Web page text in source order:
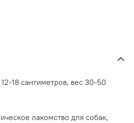
18 сантиметров, вес 30-50
лакомство для собак,